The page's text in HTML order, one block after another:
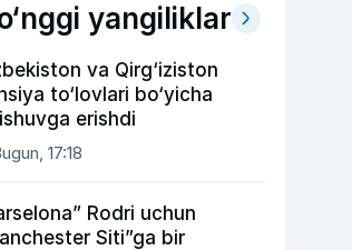
yangiliklar
va Qirg‘iziston
to‘lovlari bo‘yicha
erishdi
17:18
Rodri uchun
Siti”ga bir